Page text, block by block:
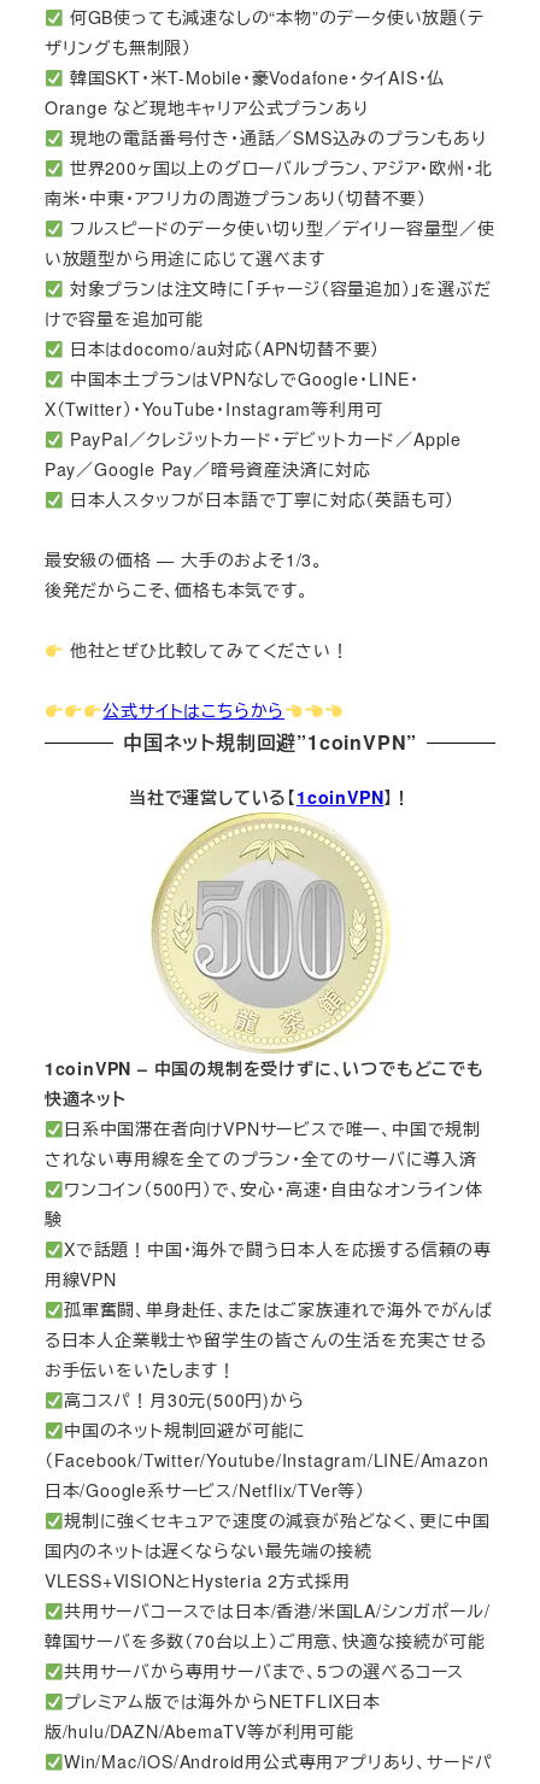
何GB使っても減速なしの“本物”のデータ使い放題（テ
ザリングも無制限）
韓国SKT・米T-Mobile・豪Vodafone・タイAIS・仏
Orange など現地キャリア公式プランあり
現地の電話番号付き・通話／SMS込みのプランもあり
世界200ヶ国以上のグローバルプラン、アジア・欧州・北
南米・中東・アフリカの周遊プランあり（切替不要）
フルスピードのデータ使い切り型／デイリー容量型／使
い放題型から用途に応じて選べます
対象プランは注文時に「チャージ（容量追加）」を選ぶだ
けで容量を追加可能
日本はdocomo/au対応（APN切替不要）
中国本土プランはVPNなしでGoogle・LINE・
X（Twitter）・YouTube・Instagram等利用可
PayPal／クレジットカード・デビットカード／Apple
Pay／Google Pay／暗号資産決済に対応
日本人スタッフが日本語で丁寧に対応（英語も可）
最安級の価格 — 大手のおよそ1/3。
後発だからこそ、価格も本気です。
他社とぜひ比較してみてください！
公式サイトはこちらから
中国ネット規制回避”1coinVPN”
当社で運営している【1coinVPN】！
1coinVPN – 中国の規制を受けずに、いつでもどこでも
快適ネット
日系中国滞在者向けVPNサービスで唯一、中国で規制
されない専用線を全てのプラン・全てのサーバに導入済
ワンコイン（500円）で、安心・高速・自由なオンライン体
験
Xで話題！中国・海外で闘う日本人を応援する信頼の専
用線VPN
孤軍奮闘、単身赴任、またはご家族連れで海外でがんば
る日本人企業戦士や留学生の皆さんの生活を充実させる
お手伝いをいたします！
高コスパ！月30元(500円)から
中国のネット規制回避が可能に
（Facebook/Twitter/Youtube/Instagram/LINE/Amazon
日本/Google系サービス/Netflix/TVer等）
規制に強くセキュアで速度の減衰が殆どなく、更に中国
国内のネットは遅くならない最先端の接続
VLESS+VISIONとHysteria 2方式採用
共用サーバコースでは日本/香港/米国LA/シンガポール/
韓国サーバを多数（70台以上）ご用意、快適な接続が可能
共用サーバから専用サーバまで、5つの選べるコース
プレミアム版では海外からNETFLIX日本
版/hulu/DAZN/AbemaTV等が利用可能
Win/Mac/iOS/Android用公式専用アプリあり、サードパ